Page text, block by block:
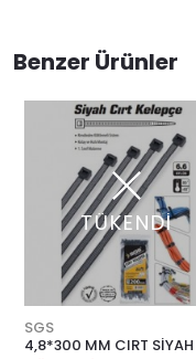
Benzer Ürünler
TÜKENDİ
SGS
4,8*300 MM CIRT SİYAH